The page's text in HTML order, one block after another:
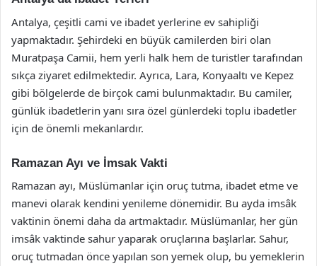
Antalya, çeşitli cami ve ibadet yerlerine ev sahipliği
yapmaktadır. Şehirdeki en büyük camilerden biri olan
Muratpaşa Camii, hem yerli halk hem de turistler tarafından
sıkça ziyaret edilmektedir. Ayrıca, Lara, Konyaaltı ve Kepez
gibi bölgelerde de birçok cami bulunmaktadır. Bu camiler,
günlük ibadetlerin yanı sıra özel günlerdeki toplu ibadetler
için de önemli mekanlardır.
Ramazan Ayı ve İmsak Vakti
Ramazan ayı, Müslümanlar için oruç tutma, ibadet etme ve
manevi olarak kendini yenileme dönemidir. Bu ayda imsâk
vaktinin önemi daha da artmaktadır. Müslümanlar, her gün
imsâk vaktinde sahur yaparak oruçlarına başlarlar. Sahur,
oruç tutmadan önce yapılan son yemek olup, bu yemeklerin